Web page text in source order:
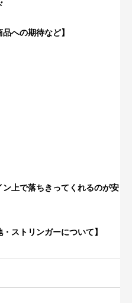
への期待など】
上で落ちきってくれるのが安
ストリンガーについて】